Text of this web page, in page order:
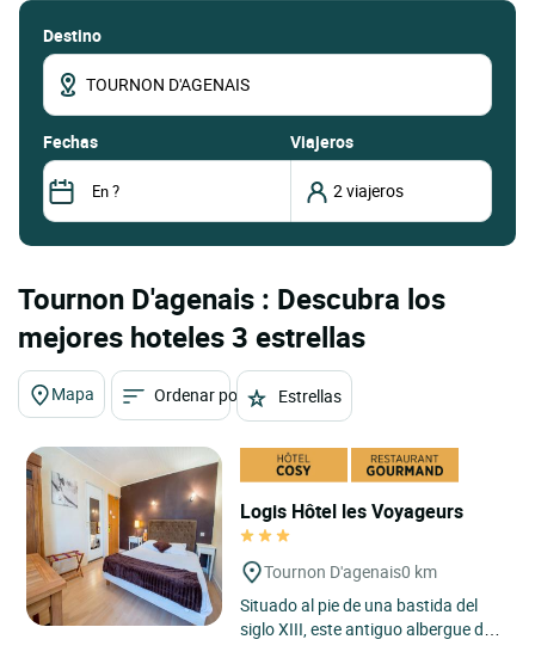
Destino
fechas Viajeros
Tournon D'agenais : Descubra los
mejores hoteles 3 estrellas
Mapa Ordenar por Estrellas
Logis Hôtel les Voyageurs
Tournon D'agenais0 km
Situado al pie de una bastida del
siglo XIII, este antiguo albergue de